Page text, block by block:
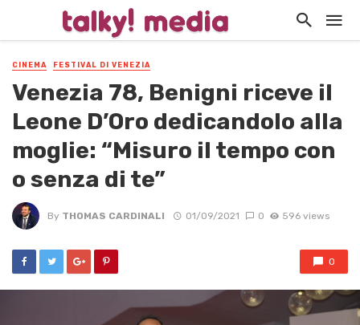
CINEMA FESTIVAL DI VENEZIA
Venezia 78, Benigni riceve il
Leone D’Oro dedicandolo alla
moglie: “Misuro il tempo con
o senza di te”
By THOMAS CARDINALI 01/09/2021 0 596 views
0